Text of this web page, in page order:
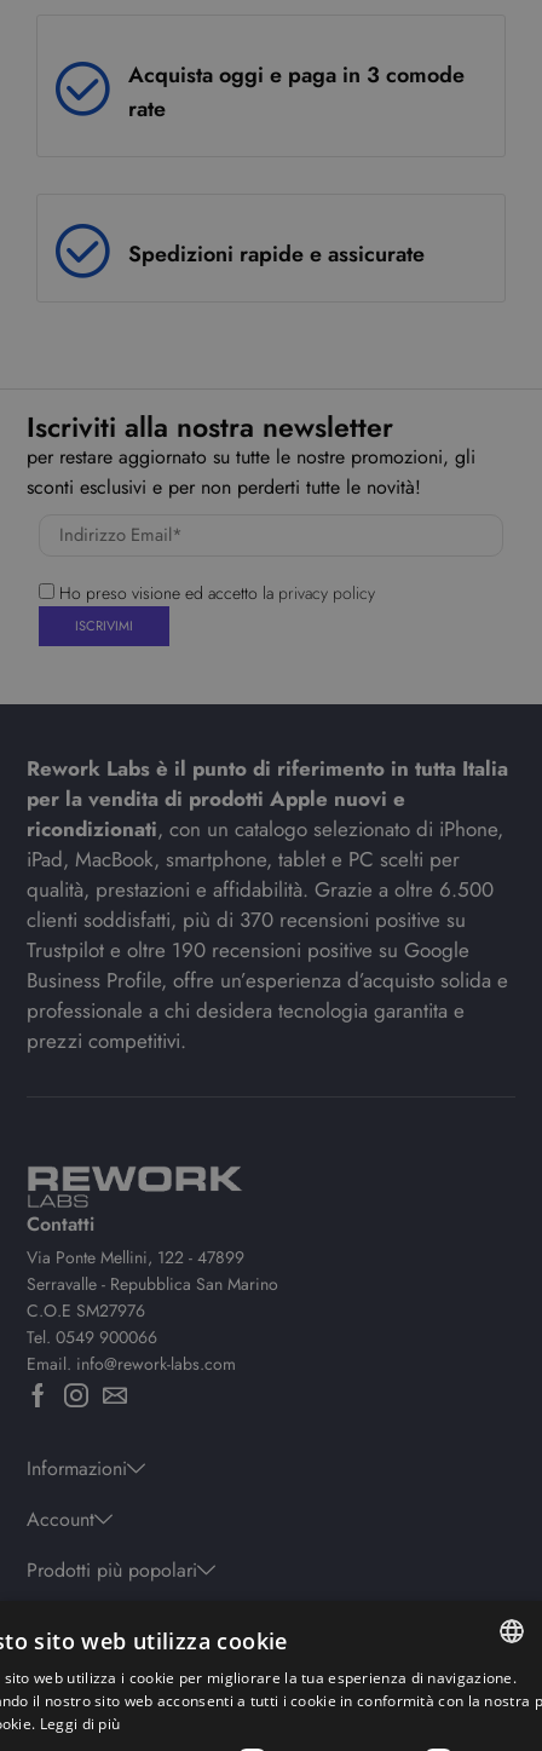
Acquista oggi e paga in 3 comode
rate
Spedizioni rapide e assicurate
Iscriviti alla nostra newsletter
per restare aggiornato su tutte le nostre promozioni, gli
sconti esclusivi e per non perderti tutte le novità!
Ho preso visione ed accetto la privacy policy
Rework Labs è il punto di riferimento in tutta Italia
per la vendita di prodotti Apple nuovi e
ricondizionati, con un catalogo selezionato di iPhone,
iPad, MacBook, smartphone, tablet e PC scelti per
qualità, prestazioni e affidabilità. Grazie a oltre 6.500
clienti soddisfatti, più di 370 recensioni positive su
Trustpilot e oltre 190 recensioni positive su Google
Business Profile, offre un’esperienza d’acquisto solida e
professionale a chi desidera tecnologia garantita e
prezzi competitivi.
Contatti
Via Ponte Mellini, 122 - 47899
Serravalle - Repubblica San Marino
C.O.E SM27976
Tel.0549 900066
Email. info@rework-labs.com
Informazioni
Account
Prodotti più popolari
Orari
Lun-ven: 9.30-19.30 - Sab: 10-13 | 15.30-19.30 - Domenica: chiuso
ITALIAN
sito web utilizza cookie
sito web utilizza i cookie per migliorare la tua esperienza di navigazione.
il nostro sito web acconsenti a tutti i cookie in conformità con la nostra
Leggi di più